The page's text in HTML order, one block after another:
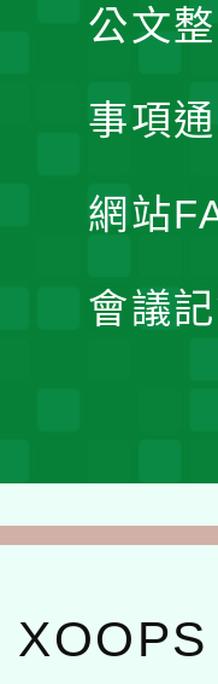
公文
事項
網站
會議
XOOPS